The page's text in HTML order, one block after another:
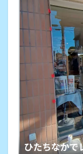
ひたちなかで